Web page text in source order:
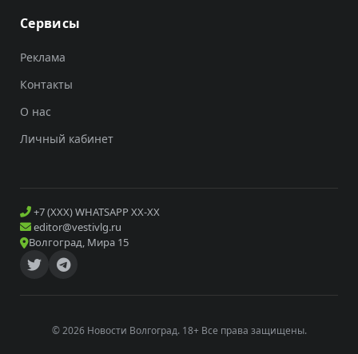
Сервисы
Реклама
Контакты
О нас
Личный кабинет
+7 (XXX) WHATSAPP XX-XX
editor@vestivlg.ru
Волгоград, Мира 15
© 2026 Новости Волгоград. 18+ Все права защищены.